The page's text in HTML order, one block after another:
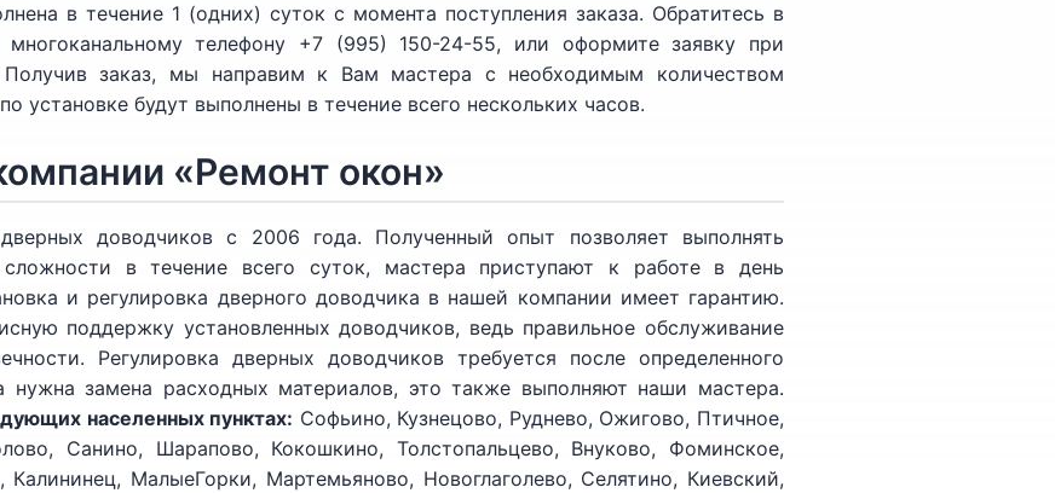
в течение 1 (одних) суток с момента поступления заказа. Обратитесь в
телефону +7 (995) 150-24-55, или оформите заявку при
заказ, мы направим к Вам мастера с необходимым количеством
установке будут выполнены в течение всего нескольких часов.
«Ремонт окон»
доводчиков с 2006 года. Полученный опыт позволяет выполнять
в течение всего суток, мастера приступают к работе в день
и регулировка дверного доводчика в нашей компании имеет гарантию.
поддержку установленных доводчиков, ведь правильное обслуживание
Регулировка дверных доводчиков требуется после определенного
нужна замена расходных материалов, это также выполняют наши мастера.
населенных пунктах: Софьино, Кузнецово, Руднево, Ожигово, Птичное,
Санино, Шарапово, Кокошкино, Толстопальцево, Внуково, Фоминское,
Калининец, МалыеГорки, Мартемьяново, Новоглаголево, Селятино, Киевский,